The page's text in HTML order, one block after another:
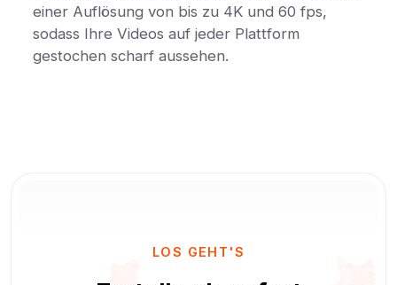
einer Auflösung von bis zu 4K und 60 fps,
sodass Ihre Videos auf jeder Plattform
gestochen scharf aussehen.
LOS GEHT'S